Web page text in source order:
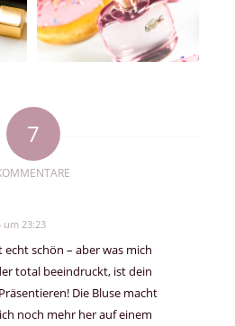
7
um 23:23
echt schön – aber was mich
total beeindruckt, ist dein
Die Bluse macht
noch mehr her auf einem